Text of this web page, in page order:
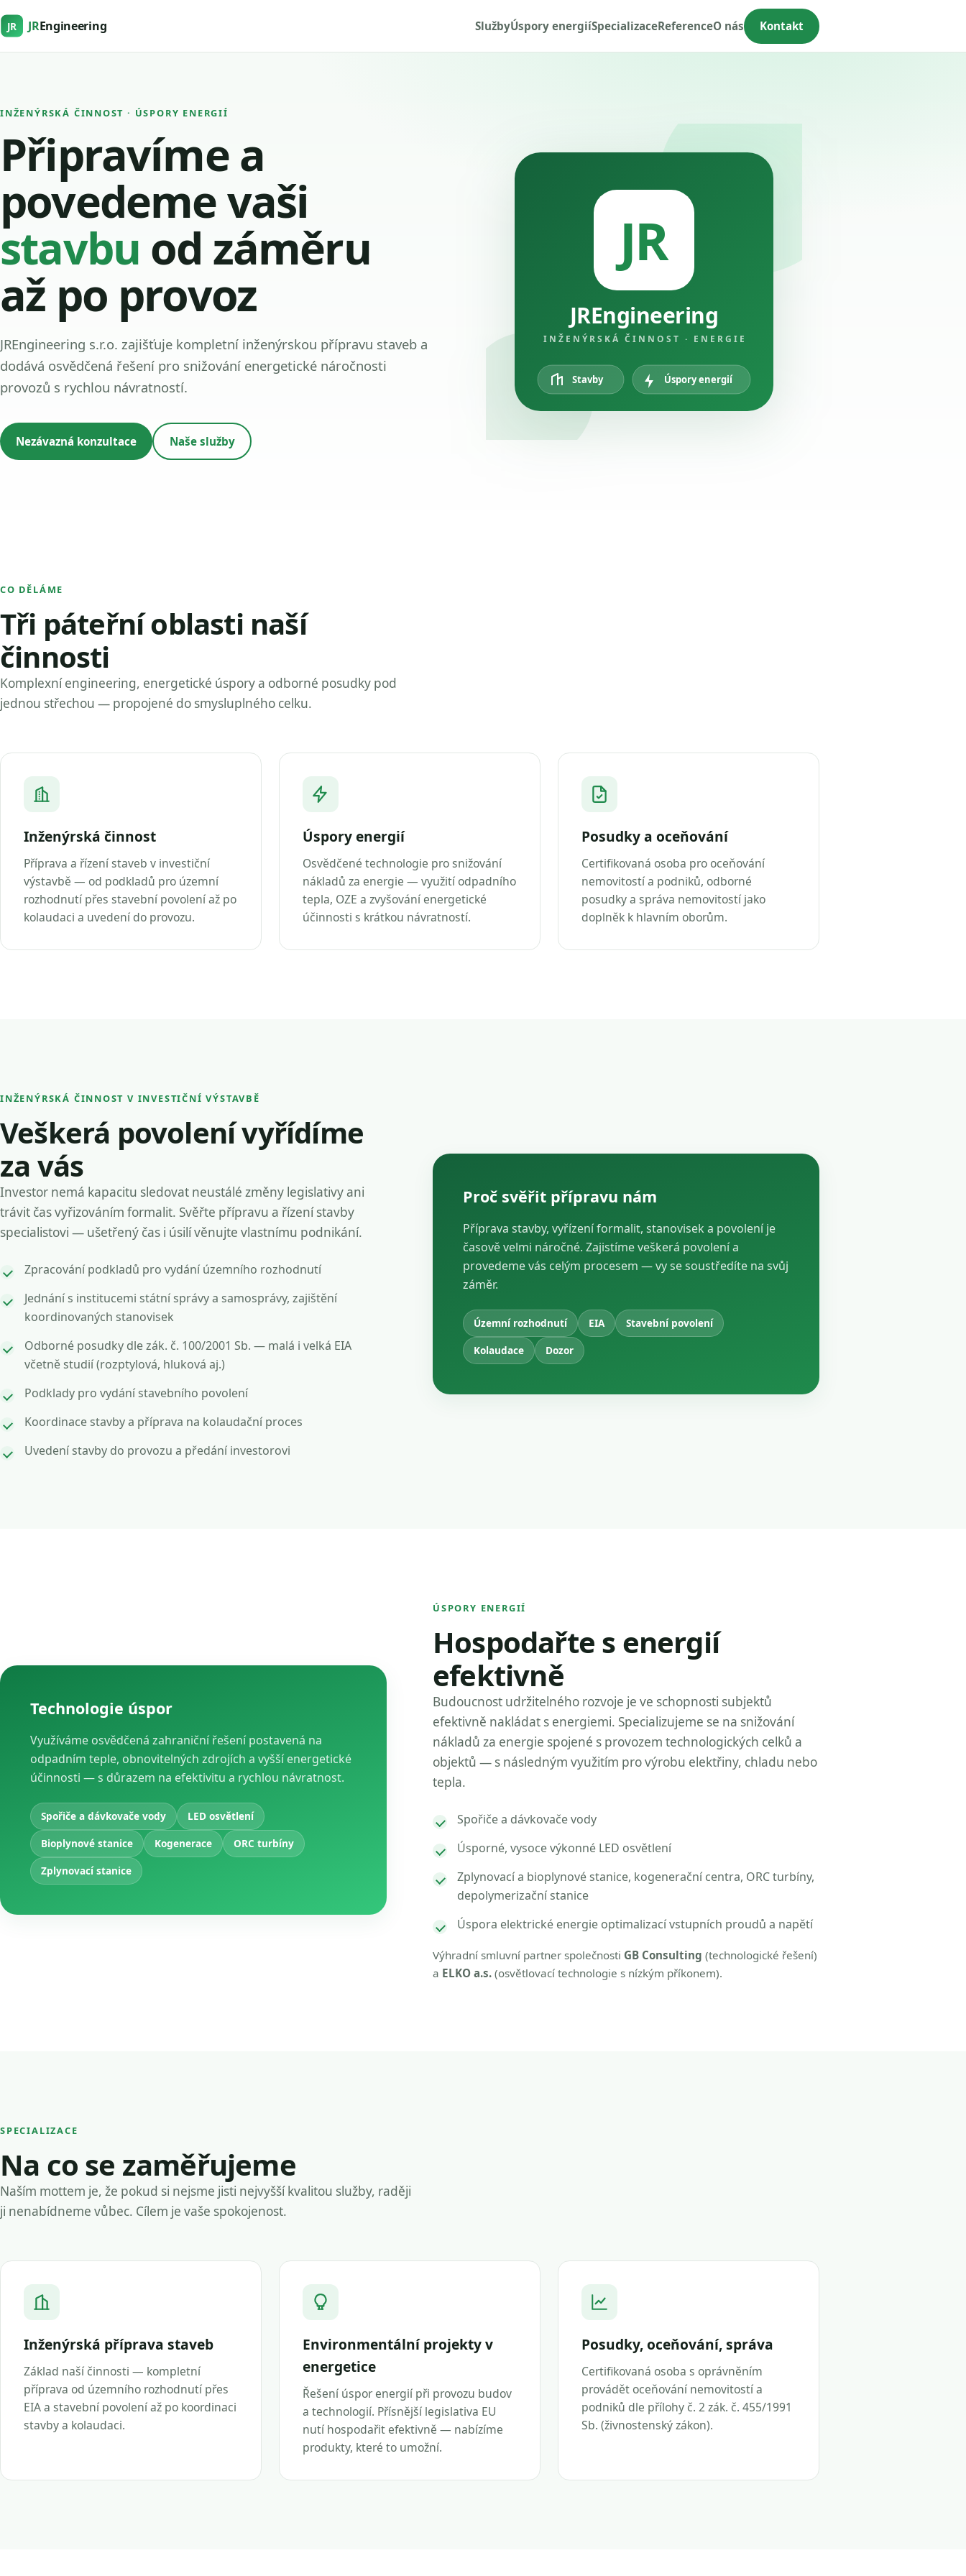
JR JREngineering SlužbyÚspory energiíSpecializaceReferenceO nás Kontakt
INŽENÝRSKÁ ČINNOST · ÚSPORY ENERGIÍ
Připravíme a
povedeme vaši
stavbu od záměru
až po provoz
JREngineering s.r.o. zajišťuje kompletní inženýrskou přípravu staveb a
dodává osvědčená řešení pro snižování energetické náročnosti
provozů s rychlou návratností.
Nezávazná konzultace Naše služby
JR
JREngineering
INŽENÝRSKÁ ČINNOST · ENERGIE
Stavby Úspory energií
CO DĚLÁME
Tři páteřní oblasti naší
činnosti
Komplexní engineering, energetické úspory a odborné posudky pod
jednou střechou — propojené do smysluplného celku.
Inženýrská činnost
Příprava a řízení staveb v investiční
výstavbě — od podkladů pro územní
rozhodnutí přes stavební povolení až po
kolaudaci a uvedení do provozu.
Úspory energií
Osvědčené technologie pro snižování
nákladů za energie — využití odpadního
tepla, OZE a zvyšování energetické
účinnosti s krátkou návratností.
Posudky a oceňování
Certifikovaná osoba pro oceňování
nemovitostí a podniků, odborné
posudky a správa nemovitostí jako
doplněk k hlavním oborům.
INŽENÝRSKÁ ČINNOST V INVESTIČNÍ VÝSTAVBĚ
Veškerá povolení vyřídíme
za vás
Investor nemá kapacitu sledovat neustálé změny legislativy ani
trávit čas vyřizováním formalit. Svěřte přípravu a řízení stavby
specialistovi — ušetřený čas i úsilí věnujte vlastnímu podnikání.
Zpracování podkladů pro vydání územního rozhodnutí
Jednání s institucemi státní správy a samosprávy, zajištění
koordinovaných stanovisek
Odborné posudky dle zák. č. 100/2001 Sb. — malá i velká EIA
včetně studií (rozptylová, hluková aj.)
Podklady pro vydání stavebního povolení
Koordinace stavby a příprava na kolaudační proces
Uvedení stavby do provozu a předání investorovi
Proč svěřit přípravu nám
Příprava stavby, vyřízení formalit, stanovisek a povolení je
časově velmi náročné. Zajistíme veškerá povolení a
provedeme vás celým procesem — vy se soustředíte na svůj
záměr.
Územní rozhodnutí EIA
Stavební povolení
Kolaudace
Dozor
Technologie úspor
Využíváme osvědčená zahraniční řešení postavená na
odpadním teple, obnovitelných zdrojích a vyšší energetické
účinnosti — s důrazem na efektivitu a rychlou návratnost.
Spořiče a dávkovače vody
LED osvětlení
Bioplynové stanice
Kogenerace
ORC turbíny
Zplynovací stanice
ÚSPORY ENERGIÍ
Hospodařte s energií
efektivně
Budoucnost udržitelného rozvoje je ve schopnosti subjektů
efektivně nakládat s energiemi. Specializujeme se na snižování
nákladů za energie spojené s provozem technologických celků a
objektů — s následným využitím pro výrobu elektřiny, chladu nebo
tepla.
Spořiče a dávkovače vody
Úsporné, vysoce výkonné LED osvětlení
Zplynovací a bioplynové stanice, kogenerační centra, ORC turbíny,
depolymerizační stanice
Úspora elektrické energie optimalizací vstupních proudů a napětí
Výhradní smluvní partner společnosti GB Consulting (technologické řešení)
a ELKO a.s. (osvětlovací technologie s nízkým příkonem).
SPECIALIZACE
Na co se zaměřujeme
Naším mottem je, že pokud si nejsme jisti nejvyšší kvalitou služby, raději
ji nenabídneme vůbec. Cílem je vaše spokojenost.
Inženýrská příprava staveb
Základ naší činnosti — kompletní
příprava od územního rozhodnutí přes
EIA a stavební povolení až po koordinaci
stavby a kolaudaci.
Environmentální projekty v
energetice
Řešení úspor energií při provozu budov
a technologií. Přísnější legislativa EU
nutí hospodařit efektivně — nabízíme
produkty, které to umožní.
Posudky, oceňování, správa
Certifikovaná osoba s oprávněním
provádět oceňování nemovitostí a
podniků dle přílohy č. 2 zák. č. 455/1991
Sb. (živnostenský zákon).